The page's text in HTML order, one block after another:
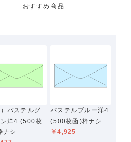
おすすめ商品
パステルグ
ン洋4 (500枚
ナシ
パステルブルー洋4
(500枚函)枠ナシ
￥4,925